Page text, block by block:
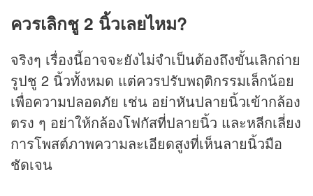
ควรเลิกชู 2 นิ้วเลยไหม?
จริงๆ เรื่องนี้อาจจะยังไม่จำเป็นต้องถึงขั้นเลิกถ่าย
รูปชู 2 นิ้วทั้งหมด แต่ควรปรับพฤติกรรมเล็กน้อย
เพื่อความปลอดภัย เช่น อย่าหันปลายนิ้วเข้ากล้อง
ตรง ๆ อย่าให้กล้องโฟกัสที่ปลายนิ้ว และหลีกเลี่ยง
การโพสต์ภาพความละเอียดสูงที่เห็นลายนิ้วมือ
ชัดเจน